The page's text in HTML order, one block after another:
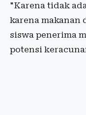
"Karena tidak
karena makanan
siswa penerima
potensi